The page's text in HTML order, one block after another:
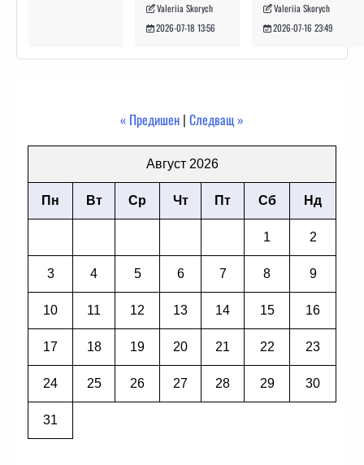
Valeriia Skorych
2026-07-18 13:56
Valeriia Skorych
2026-07-16 23:49
« Предишен | Следващ »
Август 2026
Пн Вт Ср Чт Пт Сб Нд
1 2
3 4 5 6 7 8 9
10 11 12 13 14 15 16
17 18 19 20 21 22 23
24 25 26 27 28 29 30
31